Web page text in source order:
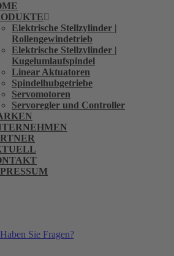
Elektrische Stellzylinder |
Rollengewindetrieb
Elektrische Stellzylinder |
Kugelumlaufspindel
Linear Aktuatoren
Spindelhubgetriebe
Servomotoren
Servoregler und Controller
Haben Sie Fragen?